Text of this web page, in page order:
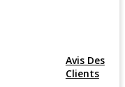
Avis Des
Clients